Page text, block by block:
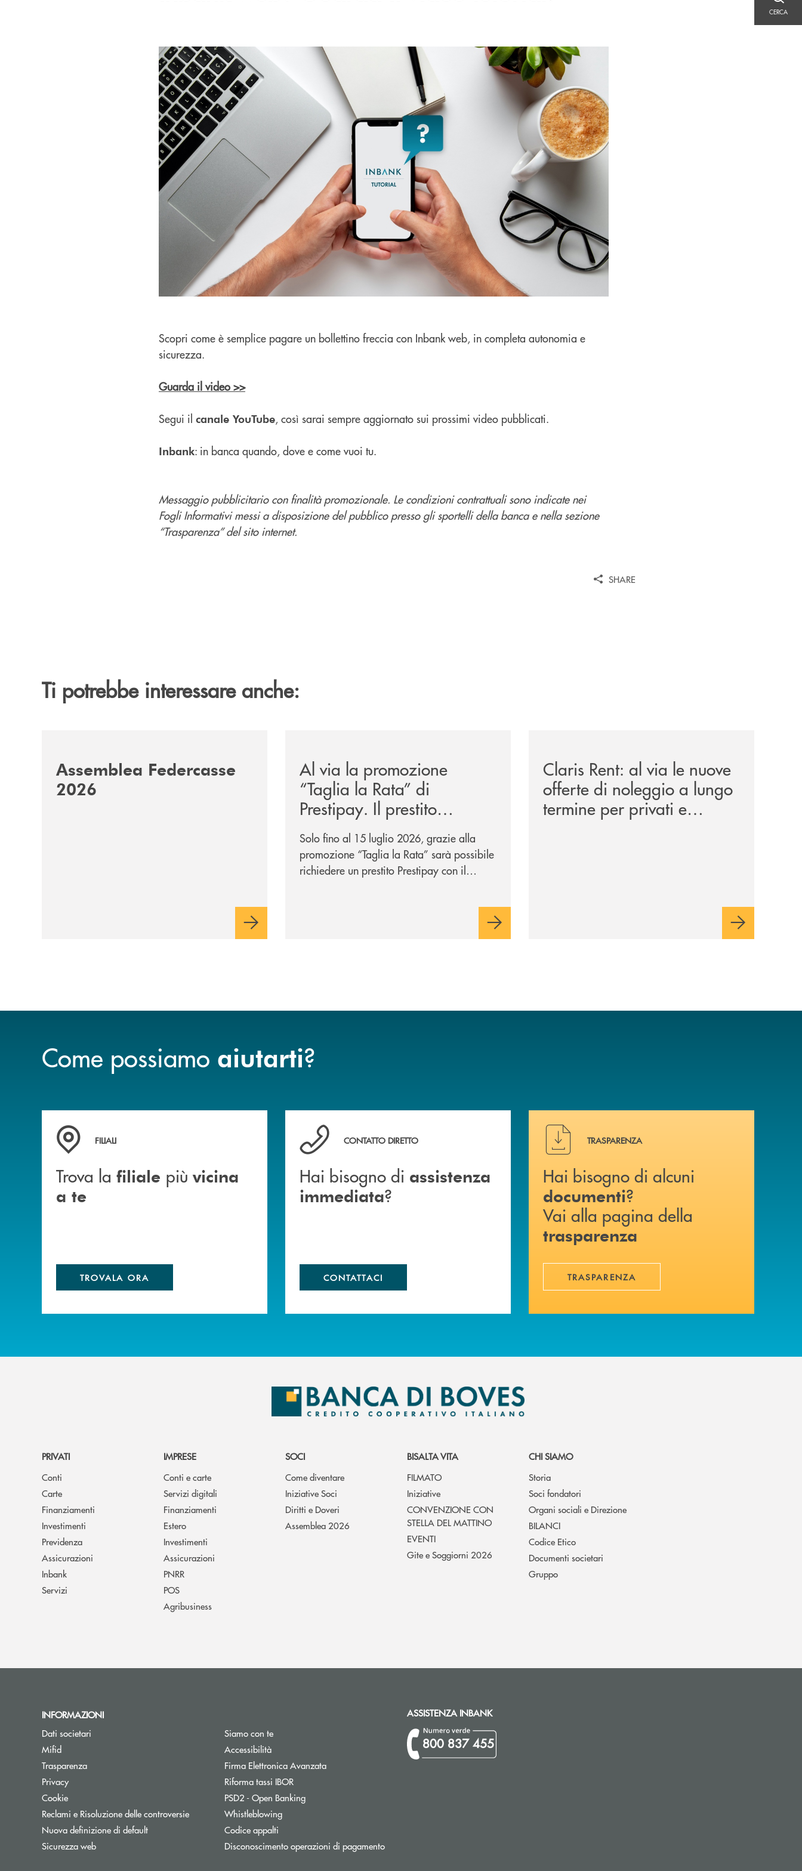
CERCA
Scopri come è semplice pagare un bollettino freccia con Inbank web, in completa autonomia e
sicurezza.
Guarda il video >>
Segui il canale YouTube, così sarai sempre aggiornato sui prossimi video pubblicati.
Inbank: in banca quando, dove e come vuoi tu.
Messaggio pubblicitario con finalità promozionale. Le condizioni contrattuali sono indicate nei
Fogli Informativi messi a disposizione del pubblico presso gli sportelli della banca e nella sezione
“Trasparenza” del sito internet.
SHARE
Ti potrebbe interessare anche:
Assemblea Federcasse
2026
Al via la promozione
“Taglia la Rata” di
Prestipay. Il prestito
personale che si fa in due
per te!
Solo fino al 15 luglio 2026, grazie alla
promozione “Taglia la Rata” sarà possibile
richiedere un prestito Prestipay con il
Claris Rent: al via le nuove
offerte di noleggio a lungo
termine per privati e
Come possiamo aiutarti?
Trova la filiale&nbsp; più vicina a te
FILIALI
Trova la filiale più vicina
a te
TROVALA ORA
Hai bisogno di assistenza immediata ?
CONTATTO DIRETTO
Hai bisogno di assistenza
immediata?
CONTATTACI
Hai bisogno di alcuni documenti ? Vai alla pagina della
TRASPARENZA
Hai bisogno di alcuni
documenti?
Vai alla pagina della
trasparenza
TRASPARENZA
PRIVATI
Conti
Carte
Finanziamenti
Investimenti
Previdenza
Assicurazioni
Inbank
Servizi
IMPRESE
Conti e carte
Servizi digitali
Finanziamenti
Estero
Investimenti
Assicurazioni
PNRR
POS
Agribusiness
SOCI
Come diventare
Iniziative Soci
Diritti e Doveri
Assemblea 2026
BISALTA VITA
FILMATO
Iniziative
CONVENZIONE CON
STELLA DEL MATTINO
EVENTI
Gite e Soggiorni 2026
CHI SIAMO
Storia
Soci fondatori
Organi sociali e Direzione
BILANCI
Codice Etico
Documenti societari
Gruppo
INFORMAZIONI
Dati societari
MifidApre una nuova finestra
Trasparenza
Privacy
Cookie
Reclami e Risoluzione delle controversie
Nuova definizione di default
Sicurezza web
Siamo con te
Accessibilità
Firma Elettronica AvanzataApre una nuova finestra
Riforma tassi IBORApre una nuova finestra
PSD2 - Open BankingApre una nuova finestra
Whistleblowing
Codice appalti
Disconoscimento operazioni di pagamentoApre una nuova finestra
ASSISTENZA INBANK
800 837 455